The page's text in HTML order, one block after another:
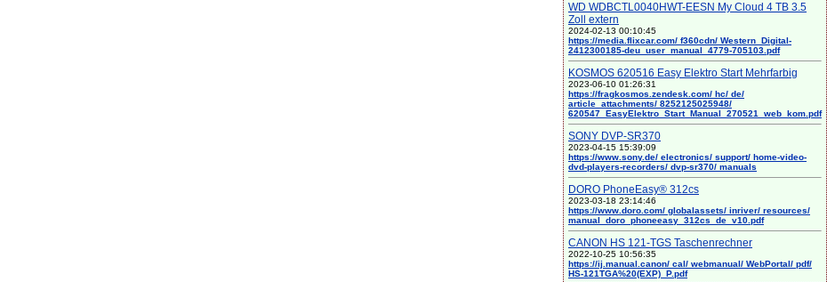
WD WDBCTL0040HWT-EESN My Cloud 4 TB 3.5
Zoll extern
2024-02-13 00:10:45
https://media.flixcar.com/ f360cdn/ Western_Digital-
2412300185-deu_user_manual_4779-705103.pdf
KOSMOS 620516 Easy Elektro Start Mehrfarbig
2023-06-10 01:26:31
https://fragkosmos.zendesk.com/ hc/ de/
article_attachments/ 8252125025948/
620547_EasyElektro_Start_Manual_270521_web_kom.pdf
SONY DVP-SR370
2023-04-15 15:39:09
https://www.sony.de/ electronics/ support/ home-video-
dvd-players-recorders/ dvp-sr370/ manuals
DORO PhoneEasy® 312cs
2023-03-18 23:14:46
https://www.doro.com/ globalassets/ inriver/ resources/
manual_doro_phoneeasy_312cs_de_v10.pdf
CANON HS 121-TGS Taschenrechner
2022-10-25 10:56:35
https://ij.manual.canon/ cal/ webmanual/ WebPortal/ pdf/
HS-121TGA%20(EXP)_P.pdf